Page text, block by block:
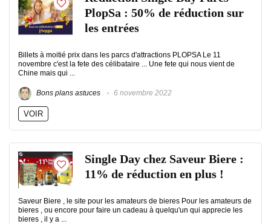
PlopSa : 50% de réduction sur
les entrées
Billets à moitié prix dans les parcs d'attractions PLOPSA Le 11
novembre c'est la fete des célibataire ... Une fete qui nous vient de
Chine mais qui ...
Bons plans astuces 6 novembre 2022
VOIR
Single Day chez Saveur Biere :
11% de réduction en plus !
Saveur Biere , le site pour les amateurs de bieres Pour les amateurs de
bieres , ou encore pour faire un cadeau à quelqu'un qui apprecie les
bieres , il y a ...